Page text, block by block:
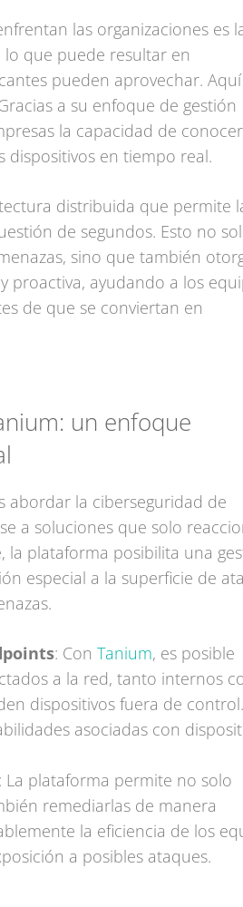
las organizaciones es
lo que puede resultar en
pueden aprovechar.
a su enfoque de gestión
la capacidad de
en tiempo real.
distribuida que permite
de segundos. Esto no
sino que también
proactiva, ayudando a los
de que se conviertan en
un enfoque
abordar la ciberseguridad de
a soluciones que solo
plataforma posibilita una
especial a la superficie de
: Con Tanium, es posible
a la red, tanto internos
dispositivos fuera de
asociadas con
: La plataforma permite no solo
remediarlas de manera
la eficiencia de los
a posibles ataques.